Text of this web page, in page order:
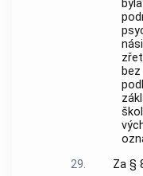
29.
Za §